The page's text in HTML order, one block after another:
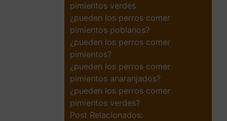
pimientos verdes
¿pueden los perros comer
pimientos poblanos?
¿pueden los perros comer
pimientos?
¿pueden los perros comer
pimientos anaranjados?
¿pueden los perros comer
pimientos verdes?
Post Relacionados: